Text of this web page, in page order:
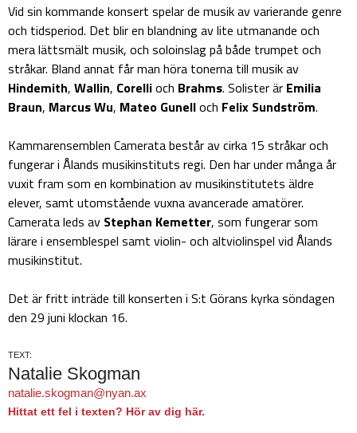
Vid sin kommande konsert spelar de musik av varierande genre
och tidsperiod. Det blir en blandning av lite utmanande och
mera lättsmält musik, och soloinslag på både trumpet och
stråkar. Bland annat får man höra tonerna till musik av
Hindemith, Wallin, Corellioch Brahms. Solister är Emilia
Braun, Marcus Wu, Mateo Gunelloch Felix Sundström.
Kammarensemblen Camerata består av cirka 15 stråkar och
fungerar i Ålands musikinstituts regi. Den har under många år
vuxit fram som en kombination av musikinstitutets äldre
elever, samt utomstående vuxna avancerade amatörer.
Camerata leds av Stephan Kemetter, som fungerar som
lärare i ensemblespel samt violin- och altviolinspel vid Ålands
musikinstitut.
Det är fritt inträde till konserten i S:t Görans kyrka söndagen
den 29 juni klockan 16.
TEXT:
Natalie Skogman
natalie.skogman@nyan.ax
Hittat ett fel i texten? Hör av dig här.